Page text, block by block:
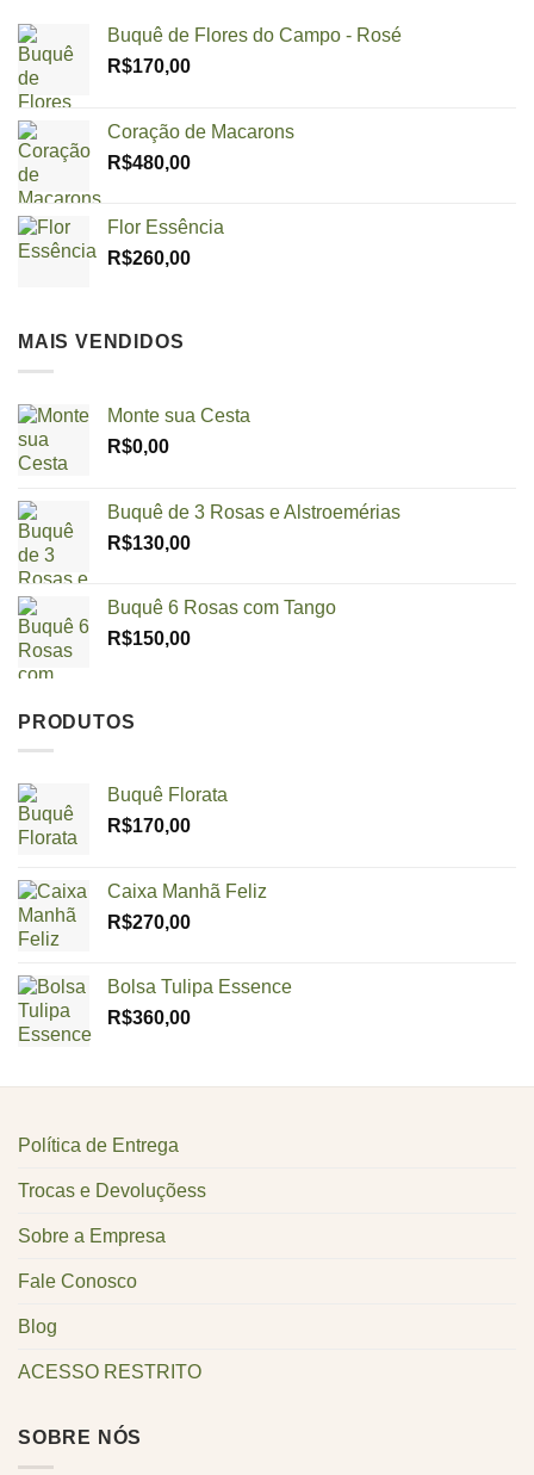
Buquê de Flores do Campo - Rosé
R$170,00
Coração de Macarons
R$480,00
Flor Essência
R$260,00
MAIS VENDIDOS
Monte sua Cesta
R$0,00
Buquê de 3 Rosas e Alstroemérias
R$130,00
Buquê 6 Rosas com Tango
R$150,00
PRODUTOS
Buquê Florata
R$170,00
Caixa Manhã Feliz
R$270,00
Bolsa Tulipa Essence
R$360,00
Política de Entrega
Trocas e Devoluçõess
Sobre a Empresa
Fale Conosco
Blog
ACESSO RESTRITO
SOBRE NÓS